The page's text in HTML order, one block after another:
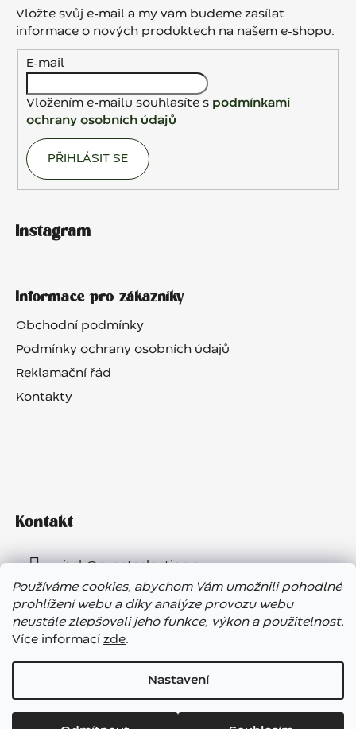
Používáme cookies, abychom Vám umožnili pohodlné
prohlížení webu a díky analýze provozu webu
neustále zlepšovali jeho funkce, výkon a použitelnost.
Více informací zde.
Nastavení
Vážení zákazníci, ve dnech 7. – 13. 8. bude náš showroom
Vložte svůj e-mail a my vám budeme zasílat
informace o nových produktech na našem e-shopu.
E-mail
Vložením e-mailu souhlasíte s podmínkami
ochrany osobních údajů
PŘIHLÁSIT SE
Instagram
Informace pro zákazníky
Obchodní podmínky
Podmínky ochrany osobních údajů
Reklamační řád
Kontakty
Kontakt
vitek@eventselection.cz
+420 602 410 657
Vytvořil Shoptet